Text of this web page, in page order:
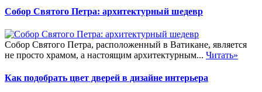
Собор Святого Петра: архитектурный шедевр
Собор Святого Петра, расположенный в Ватикане, является
не просто храмом, а настоящим архитектурным... Читать»
Как подобрать цвет дверей в дизайне интерьера